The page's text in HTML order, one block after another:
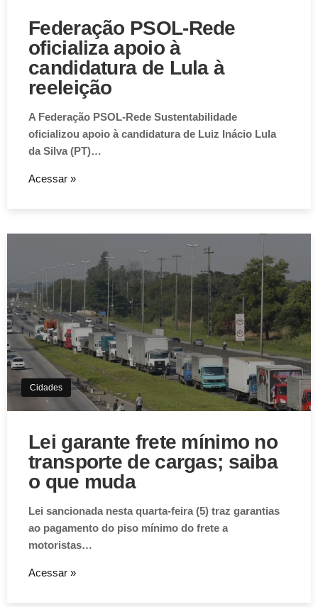
Federação PSOL-Rede
oficializa apoio à
candidatura de Lula à
reeleição
A Federação PSOL-Rede Sustentabilidade
oficializou apoio à candidatura de Luiz Inácio Lula
da Silva (PT)…
Acessar »
Cidades
Lei garante frete mínimo no
transporte de cargas; saiba
o que muda
Lei sancionada nesta quarta-feira (5) traz garantias
ao pagamento do piso mínimo do frete a
motoristas…
Acessar »